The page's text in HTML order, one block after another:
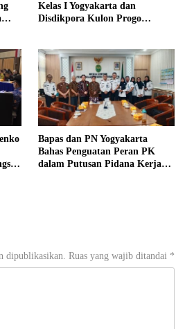
Kelas I Yogyakarta dan
Disdikpora Kulon Progo
Bapas dan PN Yogyakarta
Bahas Penguatan Peran PK
dalam Putusan Pidana Kerja
dipublikasikan. Ruas yang wajib ditandai *